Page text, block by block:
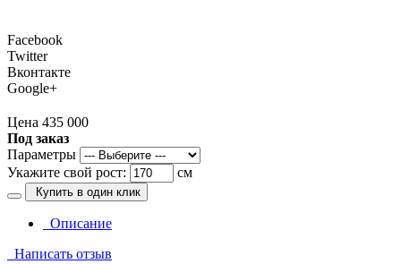
Facebook
Twitter
Вконтакте
Google+
Цена 435 000
Под заказ
Параметры
Укажите свой рост:
см
Купить в один клик
Описание
Написать отзыв